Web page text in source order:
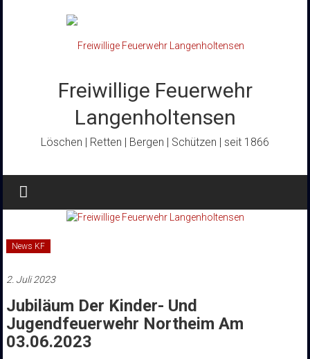
Freiwillige Feuerwehr
Langenholtensen
Löschen | Retten | Bergen | Schützen | seit 1866
News KF
2. Juli 2023
Jubiläum Der Kinder- Und
Jugendfeuerwehr Northeim Am
03.06.2023